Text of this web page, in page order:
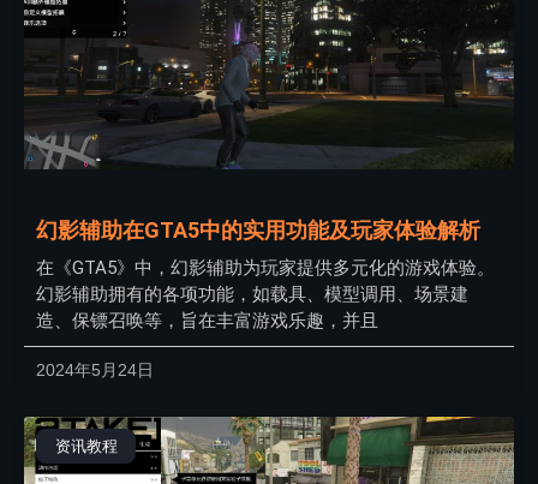
幻影辅助在GTA5中的实用功能及玩家体验解析
在《GTA5》中，幻影辅助为玩家提供多元化的游戏体验。
幻影辅助拥有的各项功能，如载具、模型调用、场景建
造、保镖召唤等，旨在丰富游戏乐趣，并且
2024年5月24日
资讯教程